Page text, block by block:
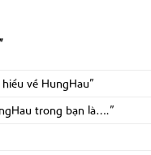
về HungHau”
trong bạn là….”